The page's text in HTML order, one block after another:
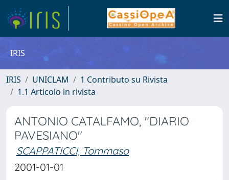
IRIS
IRIS UNICLAM
1 Contributo su Rivista
1.1 Articolo in rivista
ANTONIO CATALFAMO, "DIARIO
PAVESIANO"
SCAPPATICCI, Tommaso
2001-01-01